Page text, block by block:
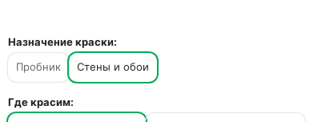
Назначение краски:
Пробник
Стены и обои
Где красим: